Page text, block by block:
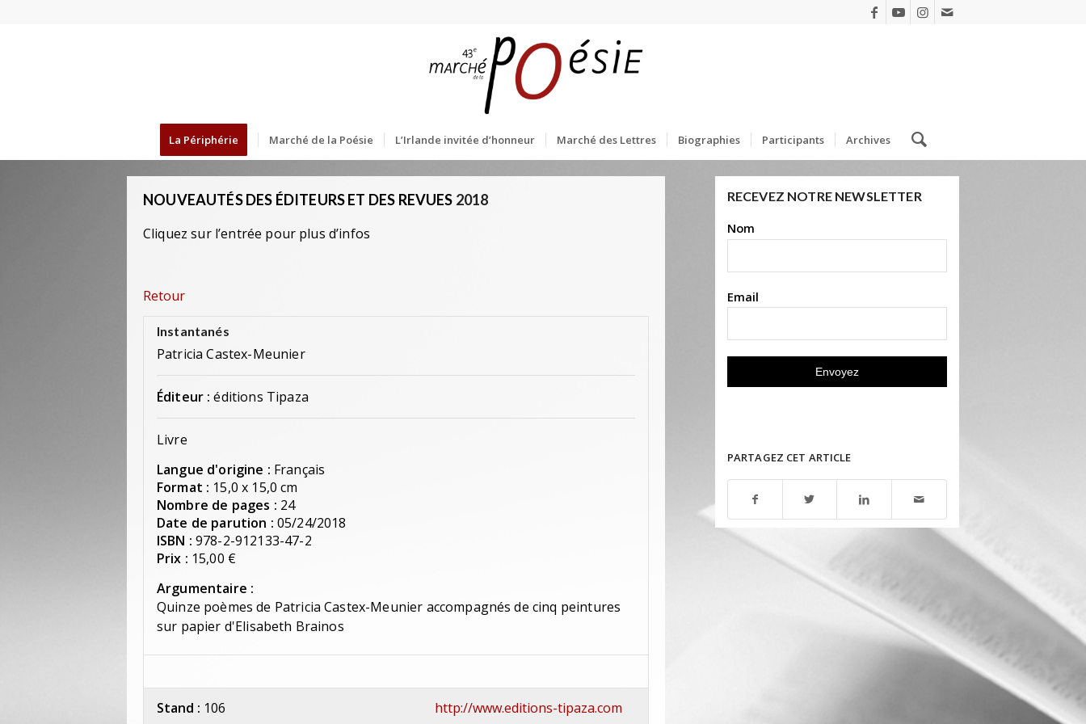
La Périphérie Marché de la Poésie L’Irlande invitée d’honneur Marché des Lettres Biographies Participants Archives
NOUVEAUTÉS DES ÉDITEURS ET DES REVUES 2018
Cliquez sur l’entrée pour plus d’infos
Retour
Instantanés
Patricia Castex-Meunier
Éditeur : éditions Tipaza
Livre
Langue d'origine : Français
Format : 15,0 x 15,0 cm
Nombre de pages : 24
Date de parution : 05/24/2018
ISBN : 978-2-912133-47-2
Prix : 15,00 €
Argumentaire :
Quinze poèmes de Patricia Castex-Meunier accompagnés de cinq peintures
sur papier d'Elisabeth Brainos
Stand : 106 http://www.editions-tipaza.com
RECEVEZ NOTRE NEWSLETTER
Nom
Email
PARTAGEZ CET ARTICLE